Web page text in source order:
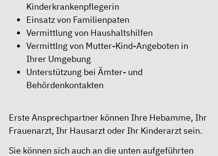
Kinderkrankenpflegerin
Einsatz von Familienpaten
Vermittlung von Haushaltshilfen
Vermittlng von Mutter-Kind-Angeboten in
Ihrer Umgebung
Unterstützung bei Ämter- und
Behördenkontakten
Erste Ansprechpartner können Ihre Hebamme, Ihr
Frauenarzt, Ihr Hausarzt oder Ihr Kinderarzt sein.
Sie können sich auch an die unten aufgeführten